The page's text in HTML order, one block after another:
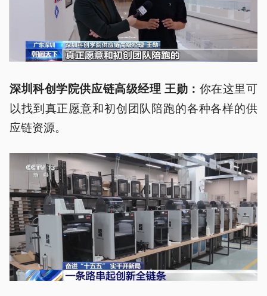
深圳科创学院供应链高级经理 王勋： 你在这里可
以找到真正愿意和初创团队陪跑的各种各样的供
应链资源。